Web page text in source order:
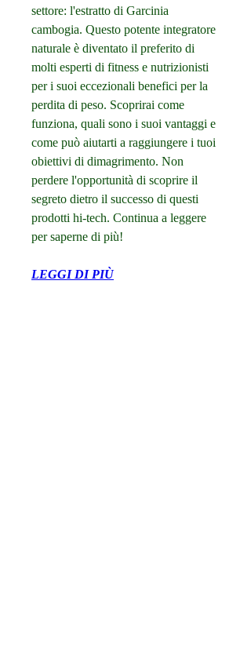
settore: l'estratto di Garcinia
cambogia. Questo potente integratore
naturale è diventato il preferito di
molti esperti di fitness e nutrizionisti
per i suoi eccezionali benefici per la
perdita di peso. Scoprirai come
funziona, quali sono i suoi vantaggi e
come può aiutarti a raggiungere i tuoi
obiettivi di dimagrimento. Non
perdere l'opportunità di scoprire il
segreto dietro il successo di questi
prodotti hi-tech. Continua a leggere
per saperne di più!
LEGGI DI PIÙ